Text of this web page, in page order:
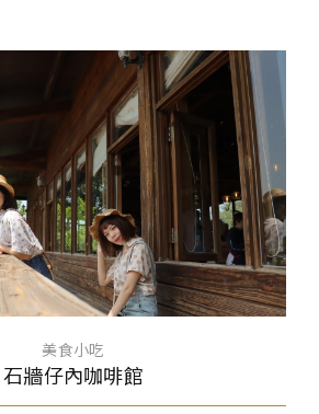
美食小吃
石牆仔內咖啡館